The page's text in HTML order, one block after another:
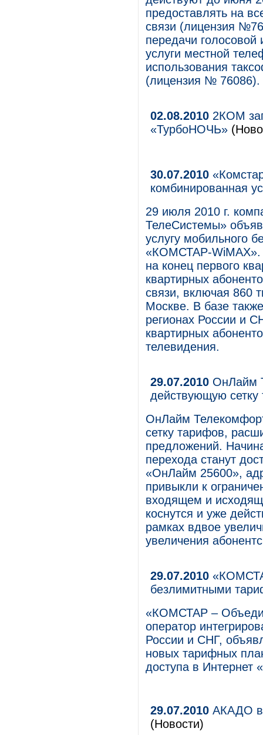
предоставлять на
связи (лицензия
передачи
услуги местной
использования
(лицензия № 76086).
02.08.2010 2КОМ
«ТурбоНОЧЬ»
30.07.2010
комбинированная
29 июля 2010 г.
ТелеСистемы»
услугу мобильного
«КОМСТАР-WiMAX».
на конец первого
квартирных
связи, включая 860
Москве. В базе
регионах России и
квартирных
телевидения.
29.07.2010 ОнЛайм
действующую сетку
ОнЛайм
сетку тарифов,
предложений.
перехода станут
«ОнЛайм 25600»,
привыкли к
входящем и
коснутся и уже
рамках вдвое
увеличения
29.07.2010
безлимитными
«КОМСТАР –
оператор
России и СНГ,
новых тарифных
доступа в
29.07.2010 АКАДО
(Новости)